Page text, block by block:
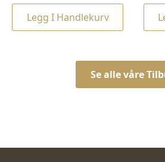
Legg I Handlekurv
kr
er:
kr
Se alle våre